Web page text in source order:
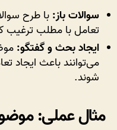
سوالات باز: با طرح
تعامل با مطلب ترغیب
ایجاد بحث و گفتگو:
می‌توانند باعث ایجاد
شوند.
مثال عملی: